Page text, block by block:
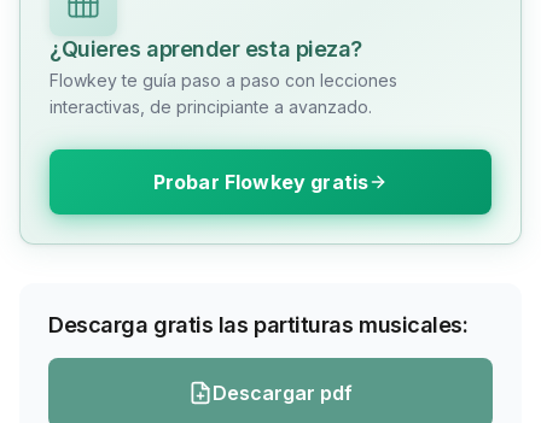
¿Quieres aprender esta pieza?
Flowkey te guía paso a paso con lecciones
interactivas, de principiante a avanzado.
Probar Flowkey gratis
Descarga gratis las partituras musicales:
Descargar pdf